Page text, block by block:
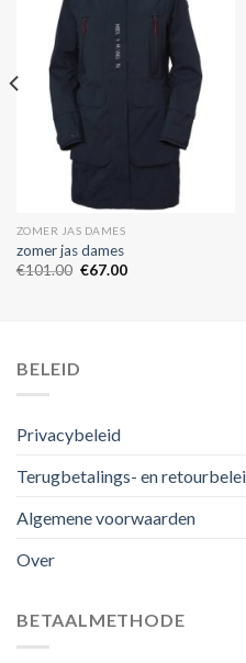
ZOMER JAS DAMES
zomer jas dames
€101.00 €67.00
BELEID
Privacybeleid
Terugbetalings- en
Algemene voorwaarden
Over
BETAALMETHODE